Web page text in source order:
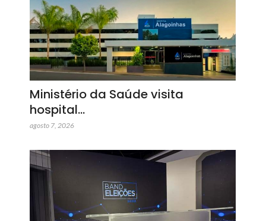
Ministério da Saúde visita
hospital…
agosto 7, 2026